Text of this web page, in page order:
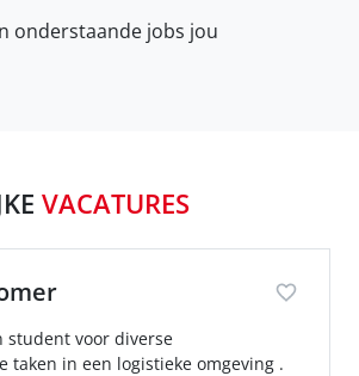
onderstaande jobs jou
VACATURES
student voor diverse
taken in een logistieke omgeving .